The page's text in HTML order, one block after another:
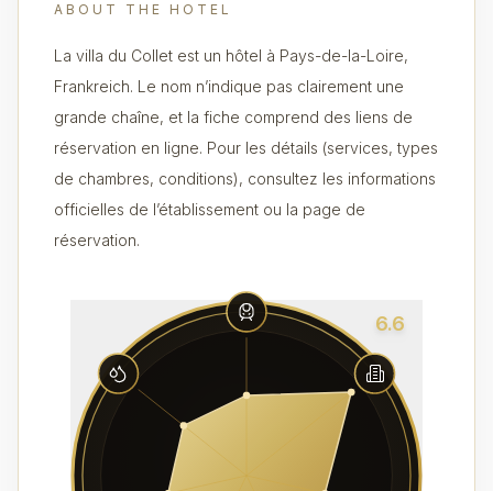
ABOUT THE HOTEL
La villa du Collet est un hôtel à Pays-de-la-Loire,
Frankreich. Le nom n’indique pas clairement une
grande chaîne, et la fiche comprend des liens de
réservation en ligne. Pour les détails (services, types
de chambres, conditions), consultez les informations
officielles de l’établissement ou la page de
réservation.
6.6